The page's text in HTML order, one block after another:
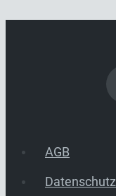
AGB
Datenschutz